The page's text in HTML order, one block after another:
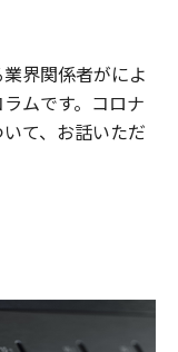
界関係者がによ
ムです。コロナ
て、お話いただ